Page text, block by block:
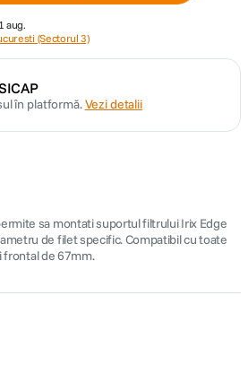
aug.
(Sectorul 3)
în platformă.Vezi detalii
sa montati suportul filtrului Irix Edge
de filet specific. Compatibil cu toate
frontal de 67mm.